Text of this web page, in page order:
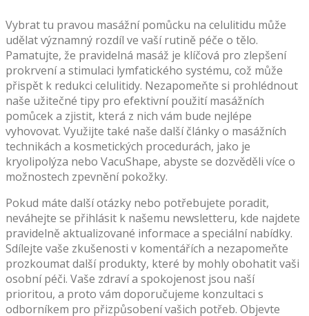
Vybrat tu pravou masážní pomůcku na celulitidu může
udělat významný rozdíl ve vaší rutině péče o tělo.
Pamatujte, že pravidelná masáž je klíčová pro zlepšení
prokrvení a stimulaci lymfatického systému, což může
přispět k redukci celulitidy. Nezapomeňte si prohlédnout
naše užitečné tipy pro efektivní použití masážních
pomůcek a zjistit, která z nich vám bude nejlépe
vyhovovat. Využijte také naše další články o masážních
technikách a kosmetických procedurách, jako je
kryolipolýza nebo VacuShape, abyste se dozvěděli více o
možnostech zpevnění pokožky.
Pokud máte další otázky nebo potřebujete poradit,
neváhejte se přihlásit k našemu newsletteru, kde najdete
pravidelně aktualizované informace a speciální nabídky.
Sdílejte vaše zkušenosti v komentářích a nezapomeňte
prozkoumat další produkty, které by mohly obohatit vaši
osobní péči. Vaše zdraví a spokojenost jsou naší
prioritou, a proto vám doporučujeme konzultaci s
odborníkem pro přizpůsobení vašich potřeb. Objevte